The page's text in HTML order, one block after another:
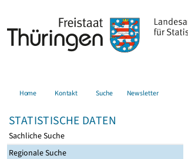
Home Kontakt Suche Newsletter
STATISTISCHE DATEN
Sachliche Suche
Regionale Suche